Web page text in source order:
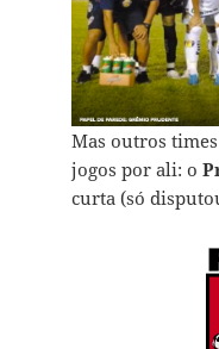
Mas outros
jogos por ali: o
curta (só